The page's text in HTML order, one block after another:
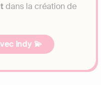
dans la création de
Indy 💫